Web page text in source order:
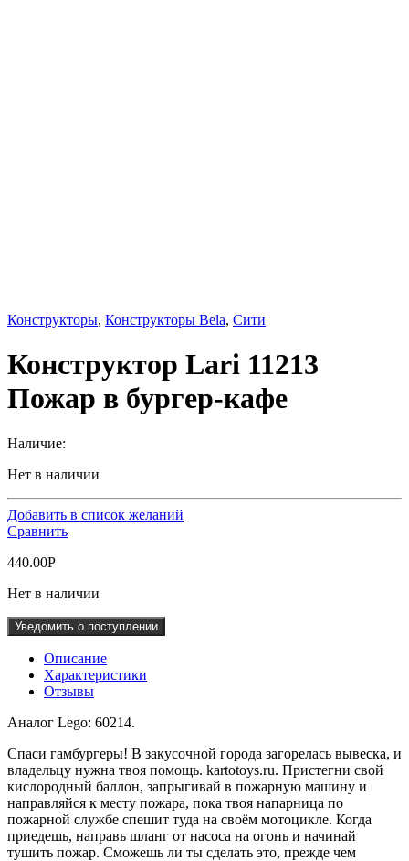
Конструкторы, Конструкторы Bela, Сити
Конструктор Lari 11213
Пожар в бургер-кафе
Наличие:
Нет в наличии
Добавить в список желаний
Сравнить
440.00Р
Нет в наличии
Уведомить о поступлении
Описание
Характеристики
Отзывы
Аналог Lego: 60214.
Спаси гамбургеры! В закусочной города загорелась вывеска, и
владельцу нужна твоя помощь. kartotoys.ru. Пристегни свой
кислородный баллон, запрыгивай в пожарную машину и
направляйся к месту пожара, пока твоя напарница по
пожарной службе спешит туда на своём мотоцикле. Когда
приедешь, направь шланг от насоса на огонь и начинай
тушить пожар. Сможешь ли ты сделать это, прежде чем